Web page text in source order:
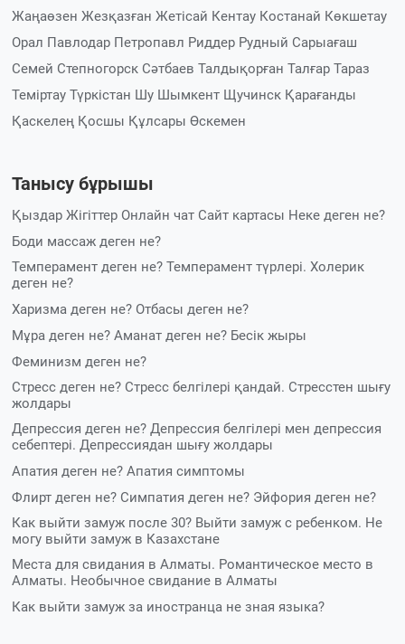
Жаңаөзен Жезқазған Жетісай Кентау Костанай Көкшетау
Орал Павлодар Петропавл Риддер Рудный Сарыағаш
Семей Степногорск Сәтбаев Талдықорған Талғар Тараз
Теміртау Түркістан Шу Шымкент Щучинск Қарағанды
Қаскелең Қосшы Құлсары Өскемен
Танысу бұрышы
Қыздар Жігіттер Онлайн чат Сайт картасы Неке деген не?
Боди массаж деген не?
Темперамент деген не? Темперамент түрлері. Холерик
деген не?
Харизма деген не? Отбасы деген не?
Мұра деген не? Аманат деген не? Бесік жыры
Феминизм деген не?
Стресс деген не? Стресс белгілері қандай. Стресстен шығу
жолдары
Депрессия деген не? Депрессия белгілері мен депрессия
себептері. Депрессиядан шығу жолдары
Апатия деген не? Апатия симптомы
Флирт деген не? Симпатия деген не? Эйфория деген не?
Как выйти замуж после 30? Выйти замуж с ребенком. Не
могу выйти замуж в Казахстане
Места для свидания в Алматы. Романтическое место в
Алматы. Необычное свидание в Алматы
Как выйти замуж за иностранца не зная языка?